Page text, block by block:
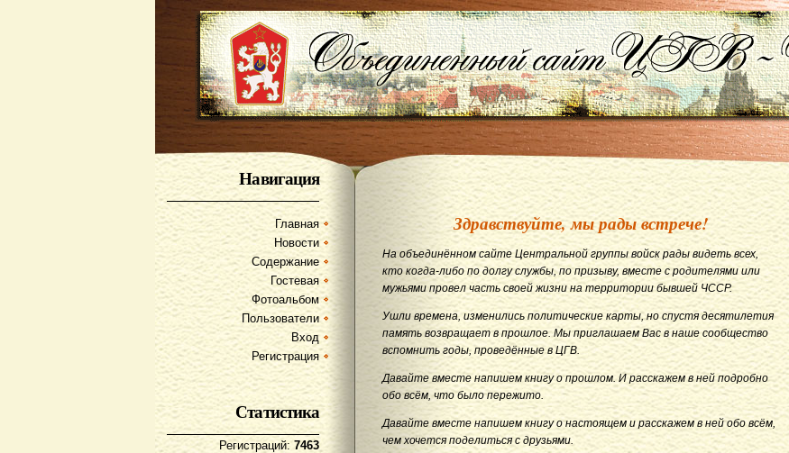
Навигация
Главная
Новости
Содержание
Гостевая
Фотоальбом
Пользователи
Вход
Регистрация
Статистика
Регистраций: 7463
Здравствуйте, мы рады встрече!
На объединённом сайте Центральной группы войск рады видеть всех,
кто когда-либо по долгу службы, по призыву, вместе с родителями или
мужьями провел часть своей жизни на территории бывшей ЧССР.
Ушли времена, изменились политические карты, но спустя десятилетия
память возвращает в прошлое. Мы приглашаем Вас в наше сообщество
вспомнить годы, проведённые в ЦГВ.
Давайте вместе напишем книгу о прошлом. И расскажем в ней подробно
обо всём, что было пережито.
Давайте вместе напишем книгу о настоящем и расскажем в ней обо всём,
чем хочется поделиться с друзьями.